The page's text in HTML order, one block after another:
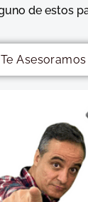
de estos
Te Asesoramos